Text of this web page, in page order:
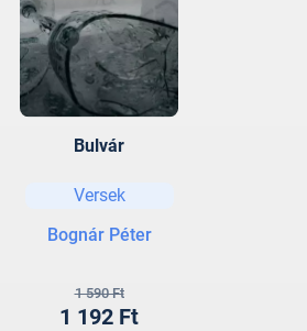
Bulvár
Versek
Bognár Péter
1 590 Ft
1 192 Ft